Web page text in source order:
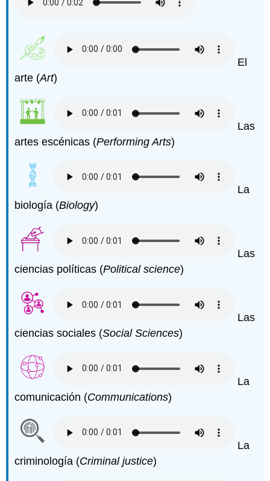
El
arte (Art)
Las
artes escénicas (Performing Arts)
La
biología (Biology)
Las
ciencias políticas (Political science)
Las
ciencias sociales (Social Sciences)
La
comunicación (Communications)
La
criminología (Criminal justice)